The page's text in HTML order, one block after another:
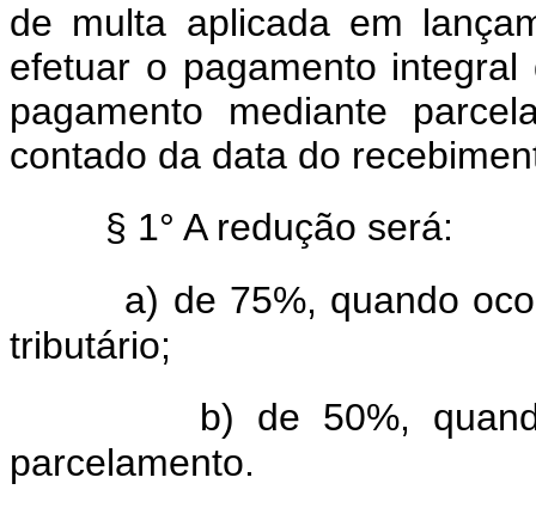
de multa aplicada em
efetuar o pagamento
pagamento mediante
contado da data do
§ 1° A redução será:
a) de 75%, quando
tributário;
b) de 50%,
parcelamento.